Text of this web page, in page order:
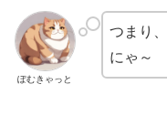
ぽむきゃっと
つまり、
にゃ～